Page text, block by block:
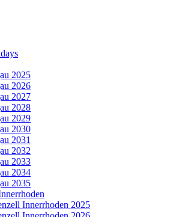
2025
2026
2027
2028
2029
2030
2031
2032
2033
2034
2035
Innerrhoden 2025